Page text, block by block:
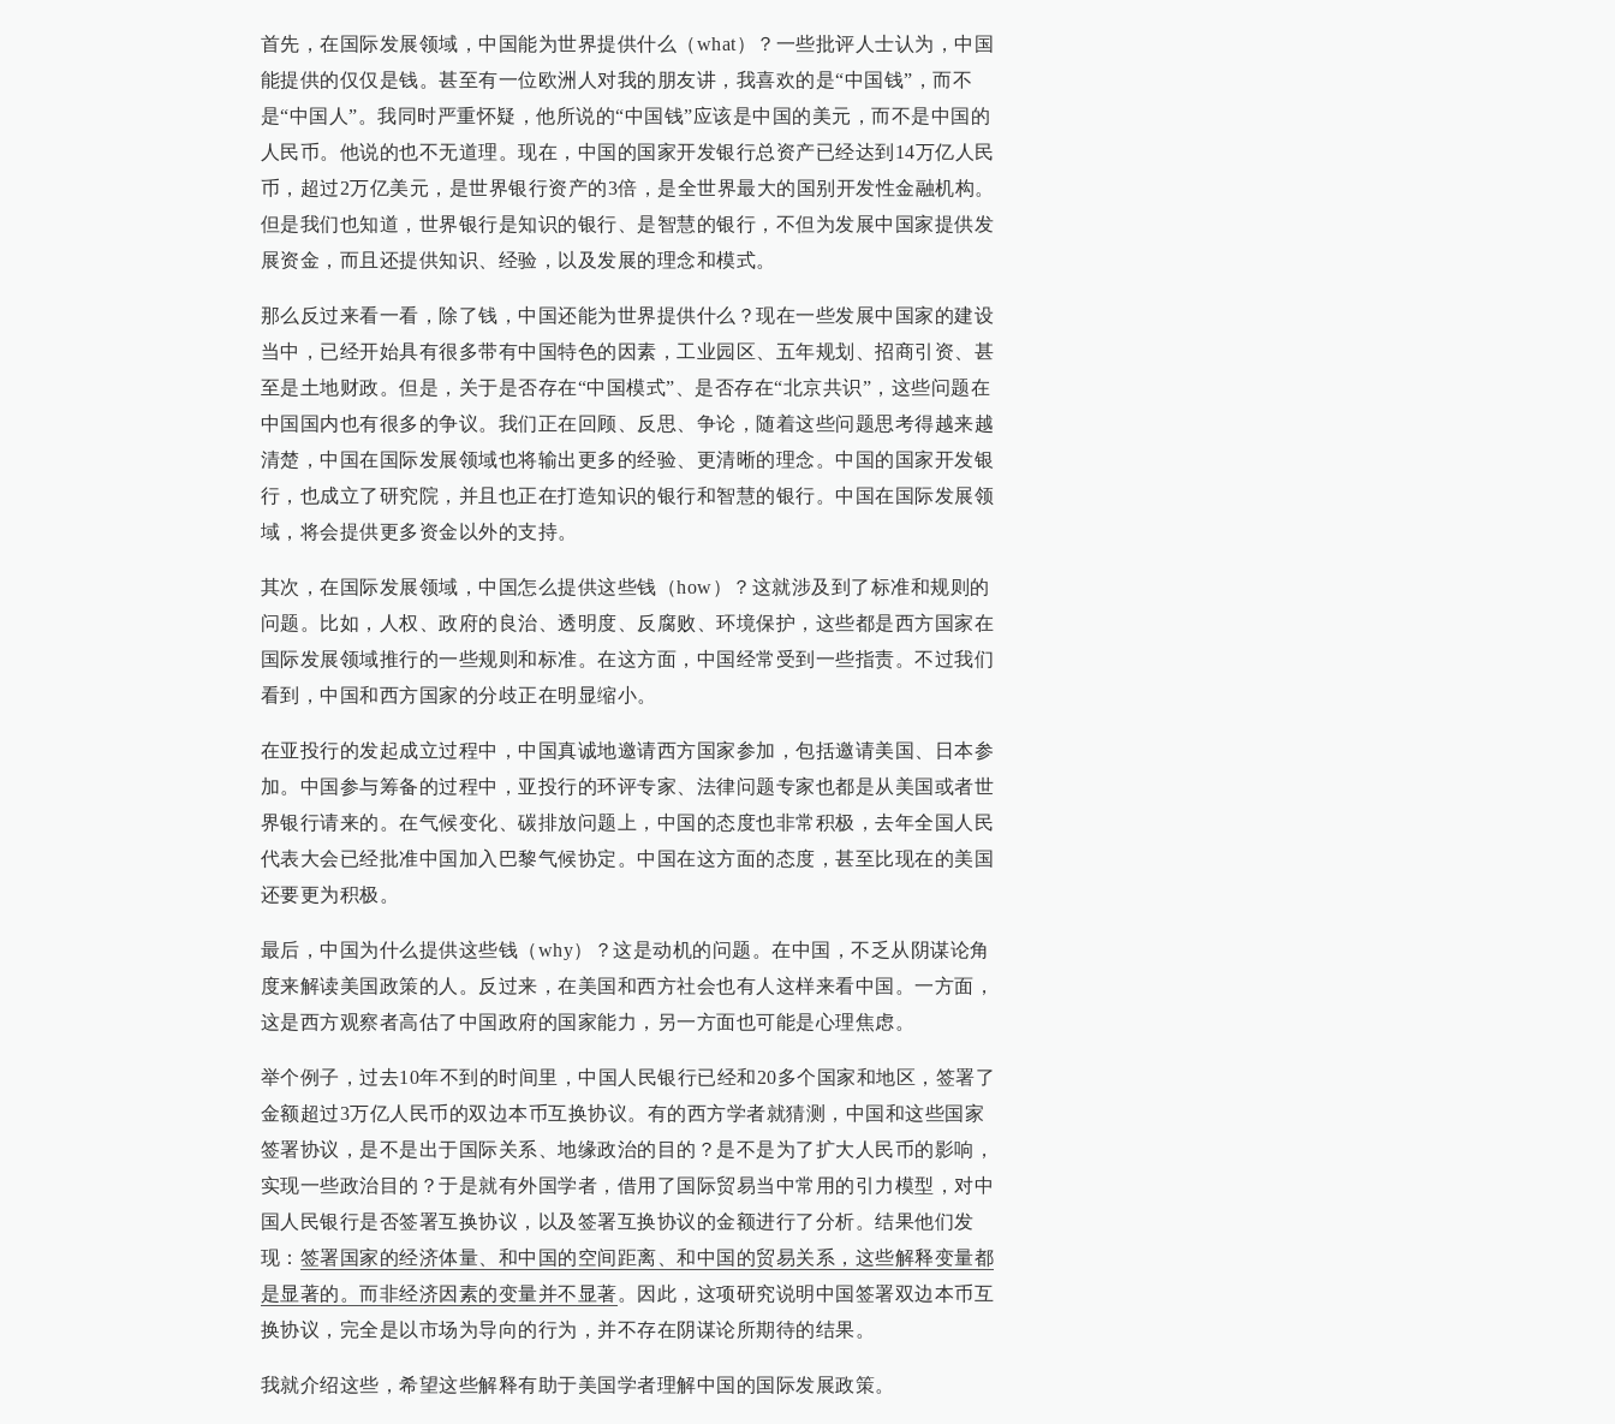
首先，在国际发展领域，中国能为世界提供什么（what）？一些批评人士认为，中国
能提供的仅仅是钱。甚至有一位欧洲人对我的朋友讲，我喜欢的是“中国钱”，而不
是“中国人”。我同时严重怀疑，他所说的“中国钱”应该是中国的美元，而不是中国的
人民币。他说的也不无道理。现在，中国的国家开发银行总资产已经达到14万亿人民
币，超过2万亿美元，是世界银行资产的3倍，是全世界最大的国别开发性金融机构。
但是我们也知道，世界银行是知识的银行、是智慧的银行，不但为发展中国家提供发
展资金，而且还提供知识、经验，以及发展的理念和模式。
那么反过来看一看，除了钱，中国还能为世界提供什么？现在一些发展中国家的建设
当中，已经开始具有很多带有中国特色的因素，工业园区、五年规划、招商引资、甚
至是土地财政。但是，关于是否存在“中国模式”、是否存在“北京共识”，这些问题在
中国国内也有很多的争议。我们正在回顾、反思、争论，随着这些问题思考得越来越
清楚，中国在国际发展领域也将输出更多的经验、更清晰的理念。中国的国家开发银
行，也成立了研究院，并且也正在打造知识的银行和智慧的银行。中国在国际发展领
域，将会提供更多资金以外的支持。
其次，在国际发展领域，中国怎么提供这些钱（how）？这就涉及到了标准和规则的
问题。比如，人权、政府的良治、透明度、反腐败、环境保护，这些都是西方国家在
国际发展领域推行的一些规则和标准。在这方面，中国经常受到一些指责。不过我们
看到，中国和西方国家的分歧正在明显缩小。
在亚投行的发起成立过程中，中国真诚地邀请西方国家参加，包括邀请美国、日本参
加。中国参与筹备的过程中，亚投行的环评专家、法律问题专家也都是从美国或者世
界银行请来的。在气候变化、碳排放问题上，中国的态度也非常积极，去年全国人民
代表大会已经批准中国加入巴黎气候协定。中国在这方面的态度，甚至比现在的美国
还要更为积极。
最后，中国为什么提供这些钱（why）？这是动机的问题。在中国，不乏从阴谋论角
度来解读美国政策的人。反过来，在美国和西方社会也有人这样来看中国。一方面，
这是西方观察者高估了中国政府的国家能力，另一方面也可能是心理焦虑。
举个例子，过去10年不到的时间里，中国人民银行已经和20多个国家和地区，签署了
金额超过3万亿人民币的双边本币互换协议。有的西方学者就猜测，中国和这些国家
签署协议，是不是出于国际关系、地缘政治的目的？是不是为了扩大人民币的影响，
实现一些政治目的？于是就有外国学者，借用了国际贸易当中常用的引力模型，对中
国人民银行是否签署互换协议，以及签署互换协议的金额进行了分析。结果他们发
现： 签署国家的经济体量、和中国的空间距离、和中国的贸易关系，这些解释变量都
是显著的。而非经济因素的变量并不显著。因此，这项研究说明中国签署双边本币互
换协议，完全是以市场为导向的行为，并不存在阴谋论所期待的结果。
我就介绍这些，希望这些解释有助于美国学者理解中国的国际发展政策。